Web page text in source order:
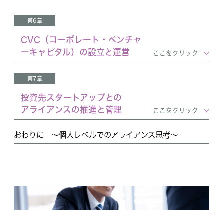
第6章
CVC（コーポレート・ベンチャ
ーキャピタル）の設立と運営
ここをクリック
第7章
投資先スタートアップとの
アライアンスの推進と管理
ここをクリック
おわりに ～個人レベルでのアライアンス思考～